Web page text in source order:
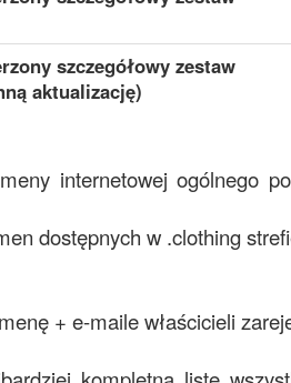
szczegółowy zestaw
aktualizację)
internetowej ogólnego
dostępnych w .clothing
+ e-maile właścicieli